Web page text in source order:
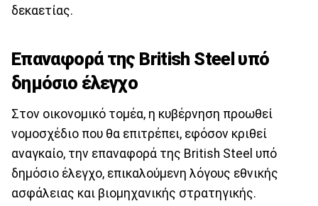
δεκαετίας.
Επαναφορά της British Steel υπό
δημόσιο έλεγχο
Στον οικονομικό τομέα, η κυβέρνηση προωθεί
νομοσχέδιο που θα επιτρέπει, εφόσον κριθεί
αναγκαίο, την επαναφορά της British Steel υπό
δημόσιο έλεγχο, επικαλούμενη λόγους εθνικής
ασφάλειας και βιομηχανικής στρατηγικής.